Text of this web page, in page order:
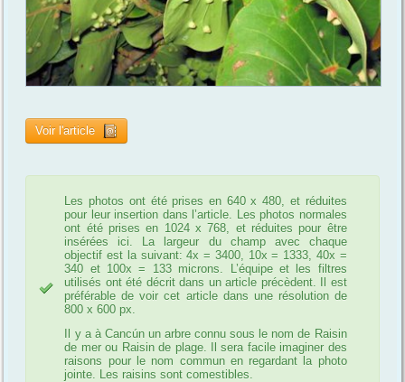
Voir l'article
Les photos ont été prises en 640 x 480, et réduites
pour leur insertion dans l’article. Les photos normales
ont été prises en 1024 x 768, et réduites pour être
insérées ici. La largeur du champ avec chaque
objectif est la suivant: 4x = 3400, 10x = 1333, 40x =
340 et 100x = 133 microns. L’équipe et les filtres
utilisés ont été décrit dans un article précèdent. Il est
préférable de voir cet article dans une résolution de
800 x 600 px.
Il y a à Cancún un arbre connu sous le nom de Raisin
de mer ou Raisin de plage. Il sera facile imaginer des
raisons pour le nom commun en regardant la photo
jointe. Les raisins sont comestibles.